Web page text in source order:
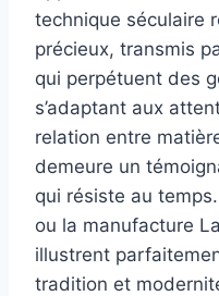
technique séculaire
précieux, transmis
qui perpétuent des
s’adaptant aux
relation entre
demeure un
qui résiste au
ou la manufacture
illustrent
tradition et